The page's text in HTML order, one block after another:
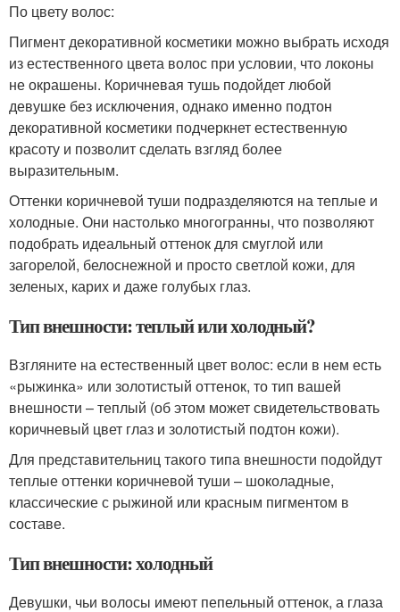
По цвету волос:
Пигмент декоративной косметики можно выбрать исходя
из естественного цвета волос при условии, что локоны
не окрашены. Коричневая тушь подойдет любой
девушке без исключения, однако именно подтон
декоративной косметики подчеркнет естественную
красоту и позволит сделать взгляд более
выразительным.
Оттенки коричневой туши подразделяются на теплые и
холодные. Они настолько многогранны, что позволяют
подобрать идеальный оттенок для смуглой или
загорелой, белоснежной и просто светлой кожи, для
зеленых, карих и даже голубых глаз.
Тип внешности: теплый или холодный?
Взгляните на естественный цвет волос: если в нем есть
«рыжинка» или золотистый оттенок, то тип вашей
внешности – теплый (об этом может свидетельствовать
коричневый цвет глаз и золотистый подтон кожи).
Для представительниц такого типа внешности подойдут
теплые оттенки коричневой туши – шоколадные,
классические с рыжиной или красным пигментом в
составе.
Тип внешности: холодный
Девушки, чьи волосы имеют пепельный оттенок, а глаза